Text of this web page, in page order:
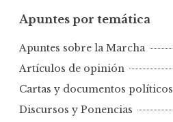
n
e
s
p
Apuntes por temática
Apuntes sobre la Marcha
Artículos de opinión
Cartas y documentos políticos
Discursos y Ponencias